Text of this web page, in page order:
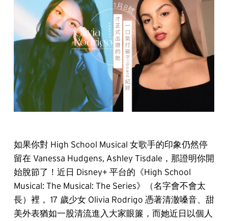
如果你對 High School Musical 女歌手的印象仍然停
留在 Vanessa Hudgens, Ashley Tisdale，那證明你開
始脫節了！近日 Disney+ 平台的《High School
Musical: The Musical: The Series》（名字會不會太
長）裡， 17 歲少女 Olivia Rodrigo 憑著清澈嗓音、甜
美外表猶如一股清流進入大家眼簾，而她近日以個人